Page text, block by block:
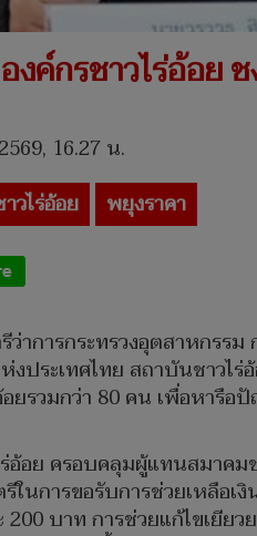
องค์กรชาวไร่อ้อ
16.27 น.
วไร่อ้อย พยุงราคา
าการกระทรวงอุตสาหกรร
ประเทศไทย สถาบันชาวไ
ยรวมกว่า 80 คน เพื่อหารื
อ้อย ครอบคลุมผู้แทนสมาคม
ในการขอรับการช่วยเหลือ
บาท การช่วยแก้ไขเยี